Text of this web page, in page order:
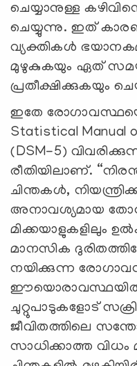
ചെയ്യാനുള്ള
ചെയ്യുന്നു. ഇത്
വ്യക്തികൾ
മുഴുകുകയും ഏത്
പ്രതീക്ഷിക്കുകയും
ഇതേ രോഗാവസ്ഥയെ
Statistical Manual
(DSM-5)
രീതിയിലാണ്.
ചിന്തകൾ,
അനാവശ്യമായ
മിക്കയാളുകളിലും
മാനസിക
നയിക്കുന്ന
ചുറ്റുപാടുകളോട്
ജീവിതത്തിലെ
സാധിക്കാത്ത